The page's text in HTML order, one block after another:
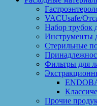
VACUsafe/
Набор трубок
Инструменты
Стерильные
Фильтры для
Прочие